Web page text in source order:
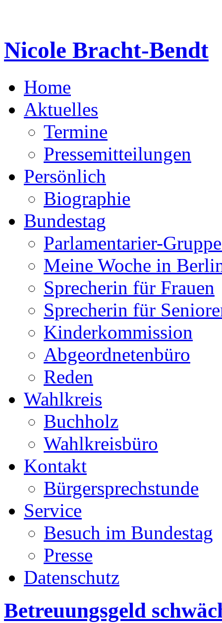
Nicole Bracht-Bendt
Home
Aktuelles
Termine
Pressemitteilungen
Persönlich
Biographie
Bundestag
Parlamentarier-
Meine Woche in
Sprecherin für Frauen
Sprecherin für
Kinderkommission
Abgeordnetenbüro
Reden
Wahlkreis
Buchholz
Wahlkreisbüro
Kontakt
Bürgersprechstunde
Service
Besuch im Bundestag
Presse
Datenschutz
Betreuungsgeld